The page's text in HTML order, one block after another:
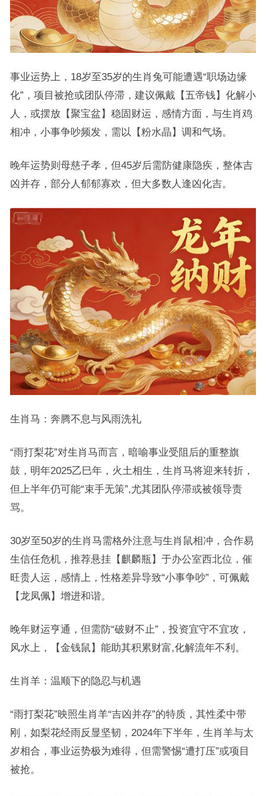
事业运势上，18岁至35岁的生肖兔可能遭遇“职场边缘
化”，项目被抢或团队停滞，建议佩戴【五帝钱】化解小
人，或摆放【聚宝盆】稳固财运，感情方面，与生肖鸡
相冲，小事争吵频发，需以【粉水晶】调和气场。
晚年运势则母慈子孝，但45岁后需防健康隐疾，整体吉
凶并存，部分人郁郁寡欢，但大多数人逢凶化吉。
生肖马：奔腾不息与风雨洗礼
“雨打梨花”对生肖马而言，暗喻事业受阻后的重整旗
鼓，明年2025乙巳年，火土相生，生肖马将迎来转折，
但上半年仍可能“束手无策”,尤其团队停滞或被领导责
骂。
30岁至50岁的生肖马需格外注意与生肖鼠相冲，合作易
生信任危机，推荐悬挂【麒麟瓶】于办公室西北位，催
旺贵人运，感情上，性格差异导致“小事争吵”，可佩戴
【龙凤佩】增进和谐。
晚年财运亨通，但需防“破财不止”，投资宜守不宜攻，
风水上，【金钱鼠】能助其积累财富,化解流年不利。
生肖羊：温顺下的隐忍与机遇
“雨打梨花”映照生肖羊“吉凶并存”的特质，其性柔中带
刚，如梨花经雨反显坚韧，2024年下半年，生肖羊与太
岁相合，事业运势极为难得，但需警惕“遭打压”或项目
被抢。